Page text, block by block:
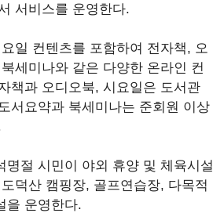
서비스를 운영한다.
일 컨텐츠를 포함하여 전자책, 오
세미나와 같은 다양한 온라인 컨
책과 오디오북, 시요일은 도서관
서요약과 북세미나는 준회원 이상
명절 시민이 야외 휴양 및 체육시설
덕산 캠핑장, 골프연습장, 다목적
을 운영한다.